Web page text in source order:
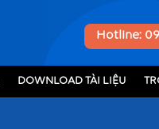
Hotline:
DOWNLOAD TÀI LIỆU